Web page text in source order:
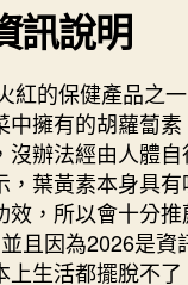
訊說明
紅的保健產品之
中擁有的胡蘿蔔
辦法經由人體自
，葉黃素本身具
效，所以會十分
且因為2026是資
上生活都擺脫不